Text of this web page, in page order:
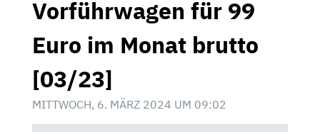
Vorführwagen für 99
Euro im Monat brutto
[03/23]
MITTWOCH, 6. MÄRZ 2024 UM 09:02